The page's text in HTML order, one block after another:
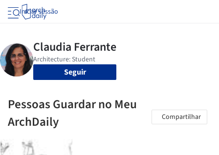
Iniciar sessão
Seguir
Pessoas Guardar no Meu
ArchDaily
Compartilhar